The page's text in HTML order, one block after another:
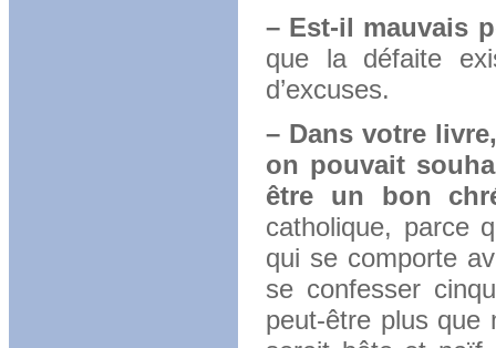
– Est-il mauvais
que la défaite
d’excuses.
– Dans votre
on pouvait
être un bon
catholique, parce
qui se comporte
se confesser
peut-être plus